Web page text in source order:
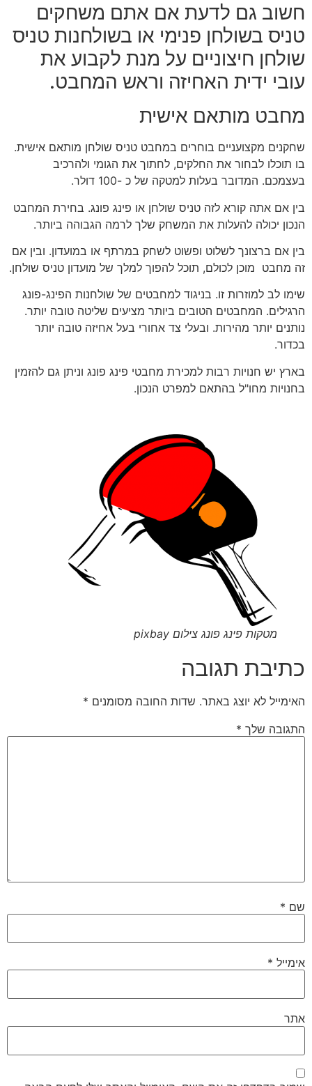
חשוב גם לדעת אם אתם משחקים
טניס בשולחן פנימי או בשולחנות טניס
שולחן חיצוניים על מנת לקבוע את
עובי ידית האחיזה וראש המחבט.
מחבט מותאם אישית
שחקנים מקצועניים בוחרים במחבט טניס שולחן מותאם אישית.
בו תוכלו לבחור את החלקים, לחתוך את הגומי ולהרכיב
בעצמכם. המדובר בעלות למטקה של כ -100 דולר.
בין אם אתה קורא לזה טניס שולחן או פינג פונג. בחירת המחבט
הנכון יכולה להעלות את המשחק שלך לרמה הגבוהה ביותר.
בין אם ברצונך לשלוט ופשוט לשחק במרתף או במועדון. ובין אם
זה מחבט מוכן לכולם, תוכל להפוך למלך של מועדון טניס שולחן.
שימו לב למוזרות זו. בניגוד למחבטים של שולחנות הפינג-פונג
הרגילים. המחבטים הטובים ביותר מציעים שליטה טובה יותר.
נותנים יותר מהירות. ובעלי צד אחורי בעל אחיזה טובה יותר
בכדור.
בארץ יש חנויות רבות למכירת מחבטי פינג פונג וניתן גם להזמין
בחנויות מחו"ל בהתאם למפרט הנכון.
מטקות פינג פונג צילום pixbay
כתיבת תגובה
האימייל לא יוצג באתר. שדות החובה מסומנים *
התגובה שלך *
שם *
אימייל *
אתר